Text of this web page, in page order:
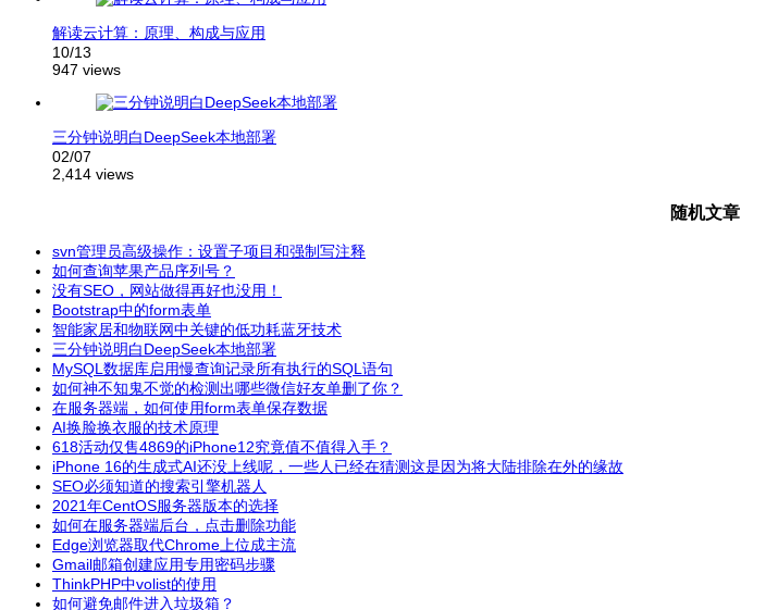
解读云计算：原理、构成与应用
10/13
947 views
三分钟说明白DeepSeek本地部署
02/07
2,414 views
随机文章
svn管理员高级操作：设置子项目和强制写注释
如何查询苹果产品序列号？
没有SEO，网站做得再好也没用！
Bootstrap中的form表单
智能家居和物联网中关键的低功耗蓝牙技术
三分钟说明白DeepSeek本地部署
MySQL数据库启用慢查询记录所有执行的SQL语句
如何神不知鬼不觉的检测出哪些微信好友单删了你？
在服务器端，如何使用form表单保存数据
AI换脸换衣服的技术原理
618活动仅售4869的iPhone12究竟值不值得入手？
iPhone 16的生成式AI还没上线呢，一些人已经在猜测这是因为将大陆排除在外的缘故
SEO必须知道的搜索引擎机器人
2021年CentOS服务器版本的选择
如何在服务器端后台，点击删除功能
Edge浏览器取代Chrome上位成主流
Gmail邮箱创建应用专用密码步骤
ThinkPHP中volist的使用
如何避免邮件进入垃圾箱？